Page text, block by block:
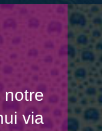
notre
via